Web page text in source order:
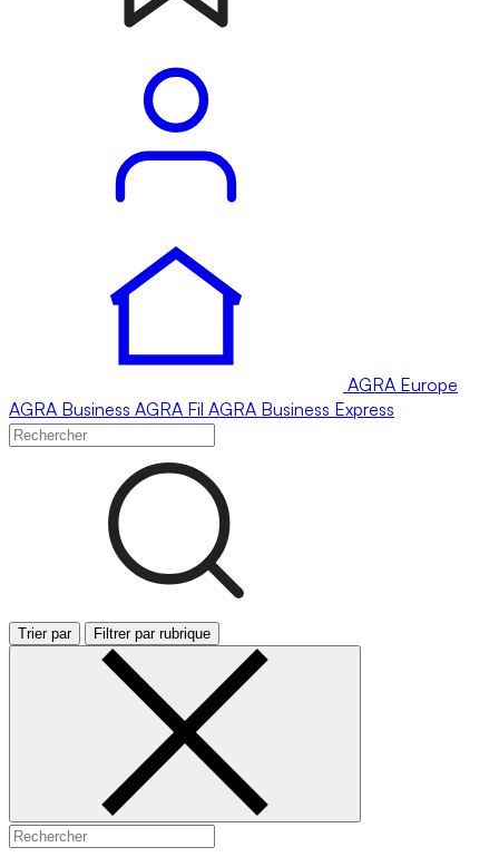
AGRA Europe
AGRA Business AGRA Fil AGRA Business Express
Trier par Filtrer par rubrique